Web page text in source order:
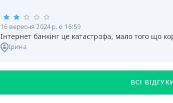
16 вересня 2024 р. о 16:59
Інтернет банкінг це катастрофа, мало того що
Ірина
ВСІ ВІДГУКИ